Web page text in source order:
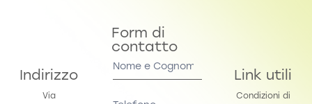
Indirizzo
Via
Form di
contatto
Contact
Us
Link utili
Condizioni di